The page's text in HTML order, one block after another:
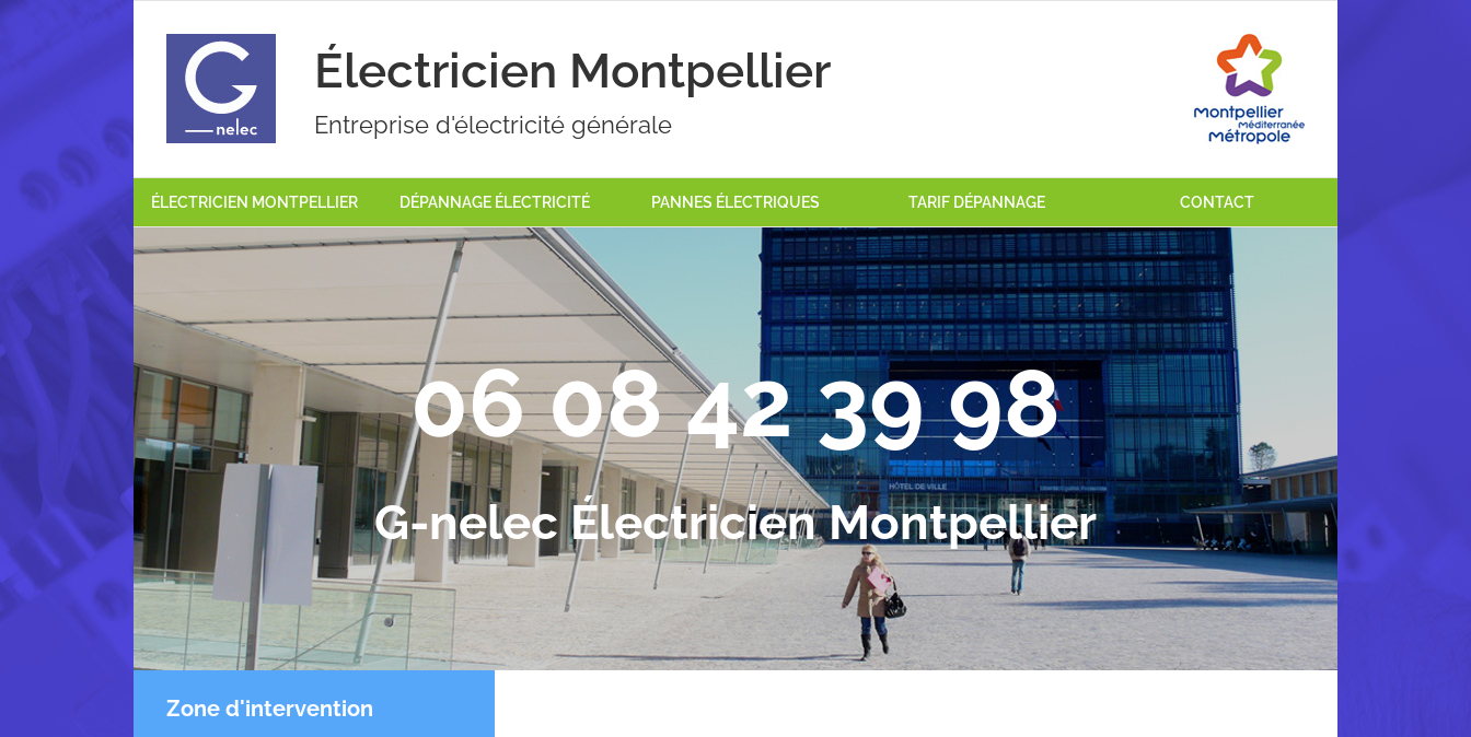
Passer
Électricien Montpellier
Entreprise d'électricité générale
ÉLECTRICIEN MONTPELLIER DÉPANNAGE ÉLECTRICITÉ PANNES ÉLECTRIQUES TARIF DÉPANNAGE CONTACT
06 08 42 39 98
G-nelec Électricien Montpellier
Zone d'intervention